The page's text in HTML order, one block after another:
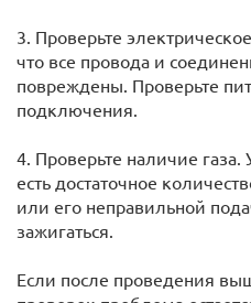
3. Проверьте
что все провода и
повреждены. Проверьте
подключения.
4. Проверьте наличие газа.
есть достаточное
или его неправильной
зажигаться.
Если после проведения